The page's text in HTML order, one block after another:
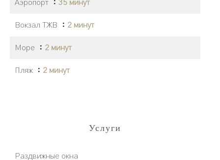
Аэропорт 35 минут
Вокзал ТЖВ 2 минут
Море 2 минут
Пляж 2 минут
Услуги
Раздвижные окна